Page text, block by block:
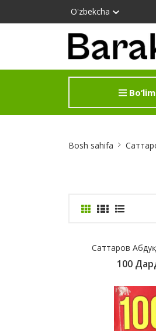
O'zbekcha
Bosh sahifa
Саттаров
100